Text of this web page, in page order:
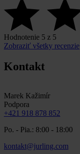
Hodnotenie 5 z 5
Zobraziť všetky recenzie
Kontakt
Marek Kažimír
Podpora
+421 918 878 852
Po. - Pia.: 8:00 - 18:00
kontakt@jurling.com